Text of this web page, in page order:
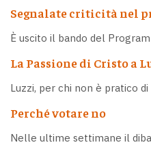
Segnalate criticità nel
È uscito il bando del
La Passione di Cristo a
Luzzi, per chi non è pratico di
Perché votare no
Nelle ultime settimane il